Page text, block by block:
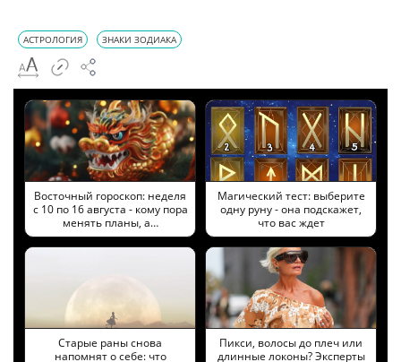
АСТРОЛОГИЯ ЗНАКИ ЗОДИАКА
Восточный гороскоп: неделя
с 10 по 16 августа - кому пора
менять планы, а…
Магический тест: выберите
одну руну - она подскажет,
что вас ждет
Старые раны снова
напомнят о себе: что
Пикси, волосы до плеч или
длинные локоны? Эксперты